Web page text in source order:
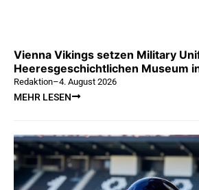
Vienna Vikings setzen Military
Heeresgeschichtlichen Museum
Redaktion–4. August 2026
MEHR LESEN